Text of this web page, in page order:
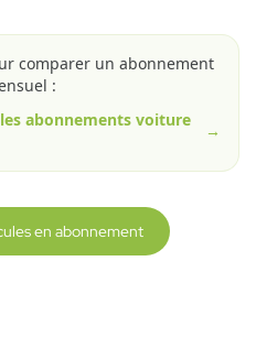
comparer un abonnement
:
abonnements voiture
→
en abonnement